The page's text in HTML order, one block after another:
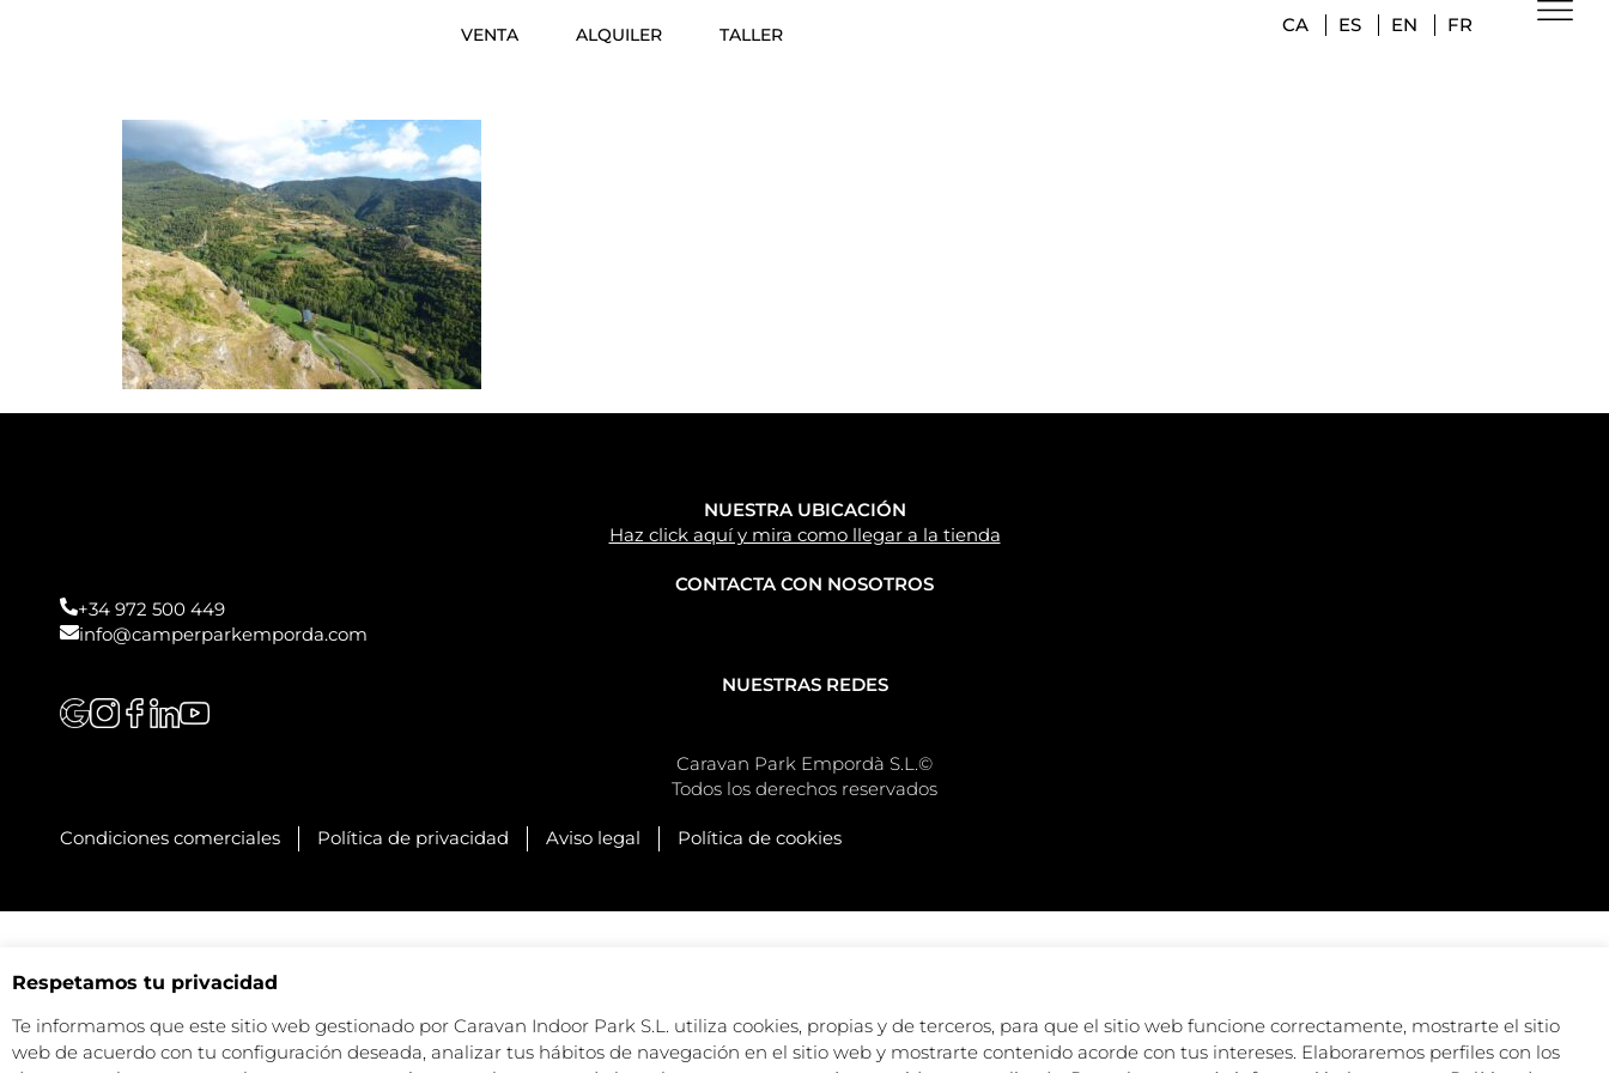
VENTA ALQUILER TALLER CA ES EN FR
NUESTRA UBICACIÓN
Haz click aquí y mira como llegar a la tienda
CONTACTA CON NOSOTROS
+34 972 500 449
info@camperparkemporda.com
NUESTRAS REDES
Caravan Park Empordà S.L.©
Todos los derechos reservados
Condiciones comerciales Política de privacidad Aviso legal Política de cookies
Respetamos tu privacidad
Te informamos que este sitio web gestionado por Caravan Indoor Park S.L. utiliza cookies, propias y de terceros, para que el sitio web funcione correctamente, mostrarte el sitio
web de acuerdo con tu configuración deseada, analizar tus hábitos de navegación en el sitio web y mostrarte contenido acorde con tus intereses. Elaboraremos perfiles con los